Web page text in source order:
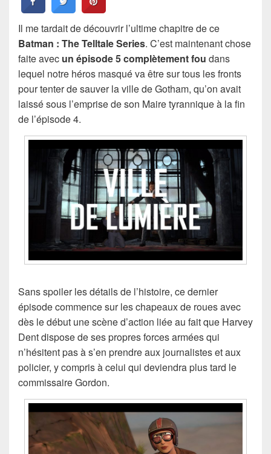
Il me tardait de découvrir l’ultime chapitre de ce
Batman : The Telltale Series. C’est maintenant chose
faite avec un épisode 5 complètement fou dans
lequel notre héros masqué va être sur tous les fronts
pour tenter de sauver la ville de Gotham, qu’on avait
laissé sous l’emprise de son Maire tyrannique à la fin
de l’épisode 4.
Sans spoiler les détails de l’histoire, ce dernier
épisode commence sur les chapeaux de roues avec
dès le début une scène d’action liée au fait que Harvey
Dent dispose de ses propres forces armées qui
n’hésitent pas à s’en prendre aux journalistes et aux
policier, y compris à celui qui deviendra plus tard le
commissaire Gordon.